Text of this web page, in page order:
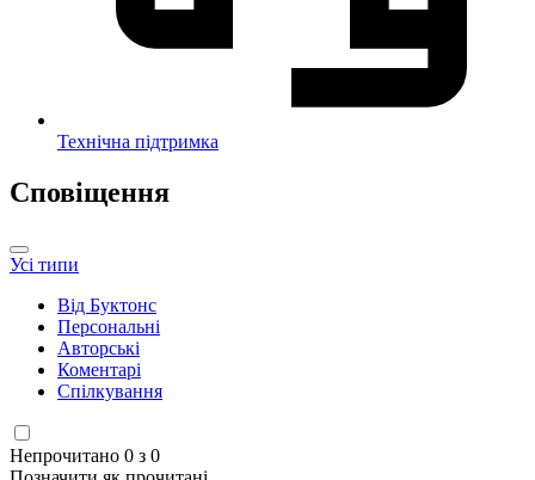
Технічна підтримка
Сповіщення
Усі типи
Від Буктонс
Персональні
Авторські
Коментарі
Спілкування
Непрочитано 0 з 0